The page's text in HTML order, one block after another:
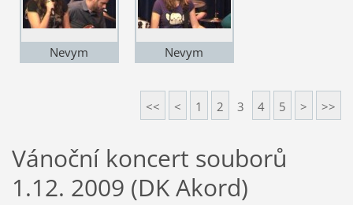
Nevym Nevym
<< < 1 2 3 4 5 > >>
Vánoční koncert souborů
1.12. 2009 (DK Akord)